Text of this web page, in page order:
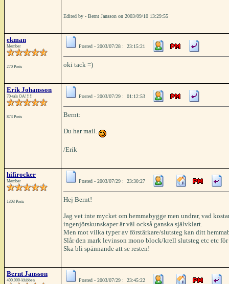
Edited by - Bernt Jansson on 2003/09/10 13:29:55
ekman
Member
270 Posts
Posted - 2003/07/28 : 23:15:21
oki tack =)
Erik Johansson
70-tals OA!!!!!
873 Posts
Posted - 2003/07/29 : 01:12:53
Bernt:
Du har mail.
/Erik
hifirocker
Member
1303 Posts
Posted - 2003/07/29 : 23:30:27
Hej Bernt!
Jag vet inte mycket om hemmabygge men undrar, vad
ingenjörskunskaper är väl också ganska självklart.
Men mot vilka typer av förstärkare/slutsteg kan ditt
Slår den mark levinson mono block/krell slutsteg etc etc för
Ska bli spännande att se resten!
Bernt Jansson
400.000-klubben Posted - 2003/07/29 : 23:45:22